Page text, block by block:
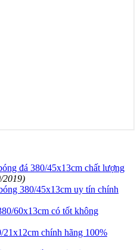
đá 380/45x13cm chất lượng
2019)
380/45x13cm uy tín chính
60x13cm có tốt không
chính hãng 100%